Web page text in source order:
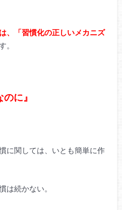
、「習慣化の正しいメカニズ
。
に』
に関しては、いとも簡単に作
は続かない。